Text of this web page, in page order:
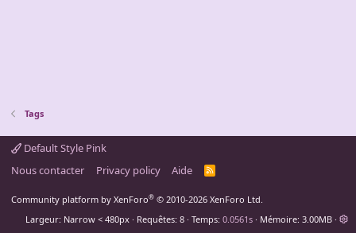
Tags
Default Style Pink
Nous contacter
Privacy policy Aide
R
Community platform by XenForo® © 2010-2026 XenForo Ltd.
Largeur
Requêtes 8 Temps 0.0561s Mémoire 3.00MB